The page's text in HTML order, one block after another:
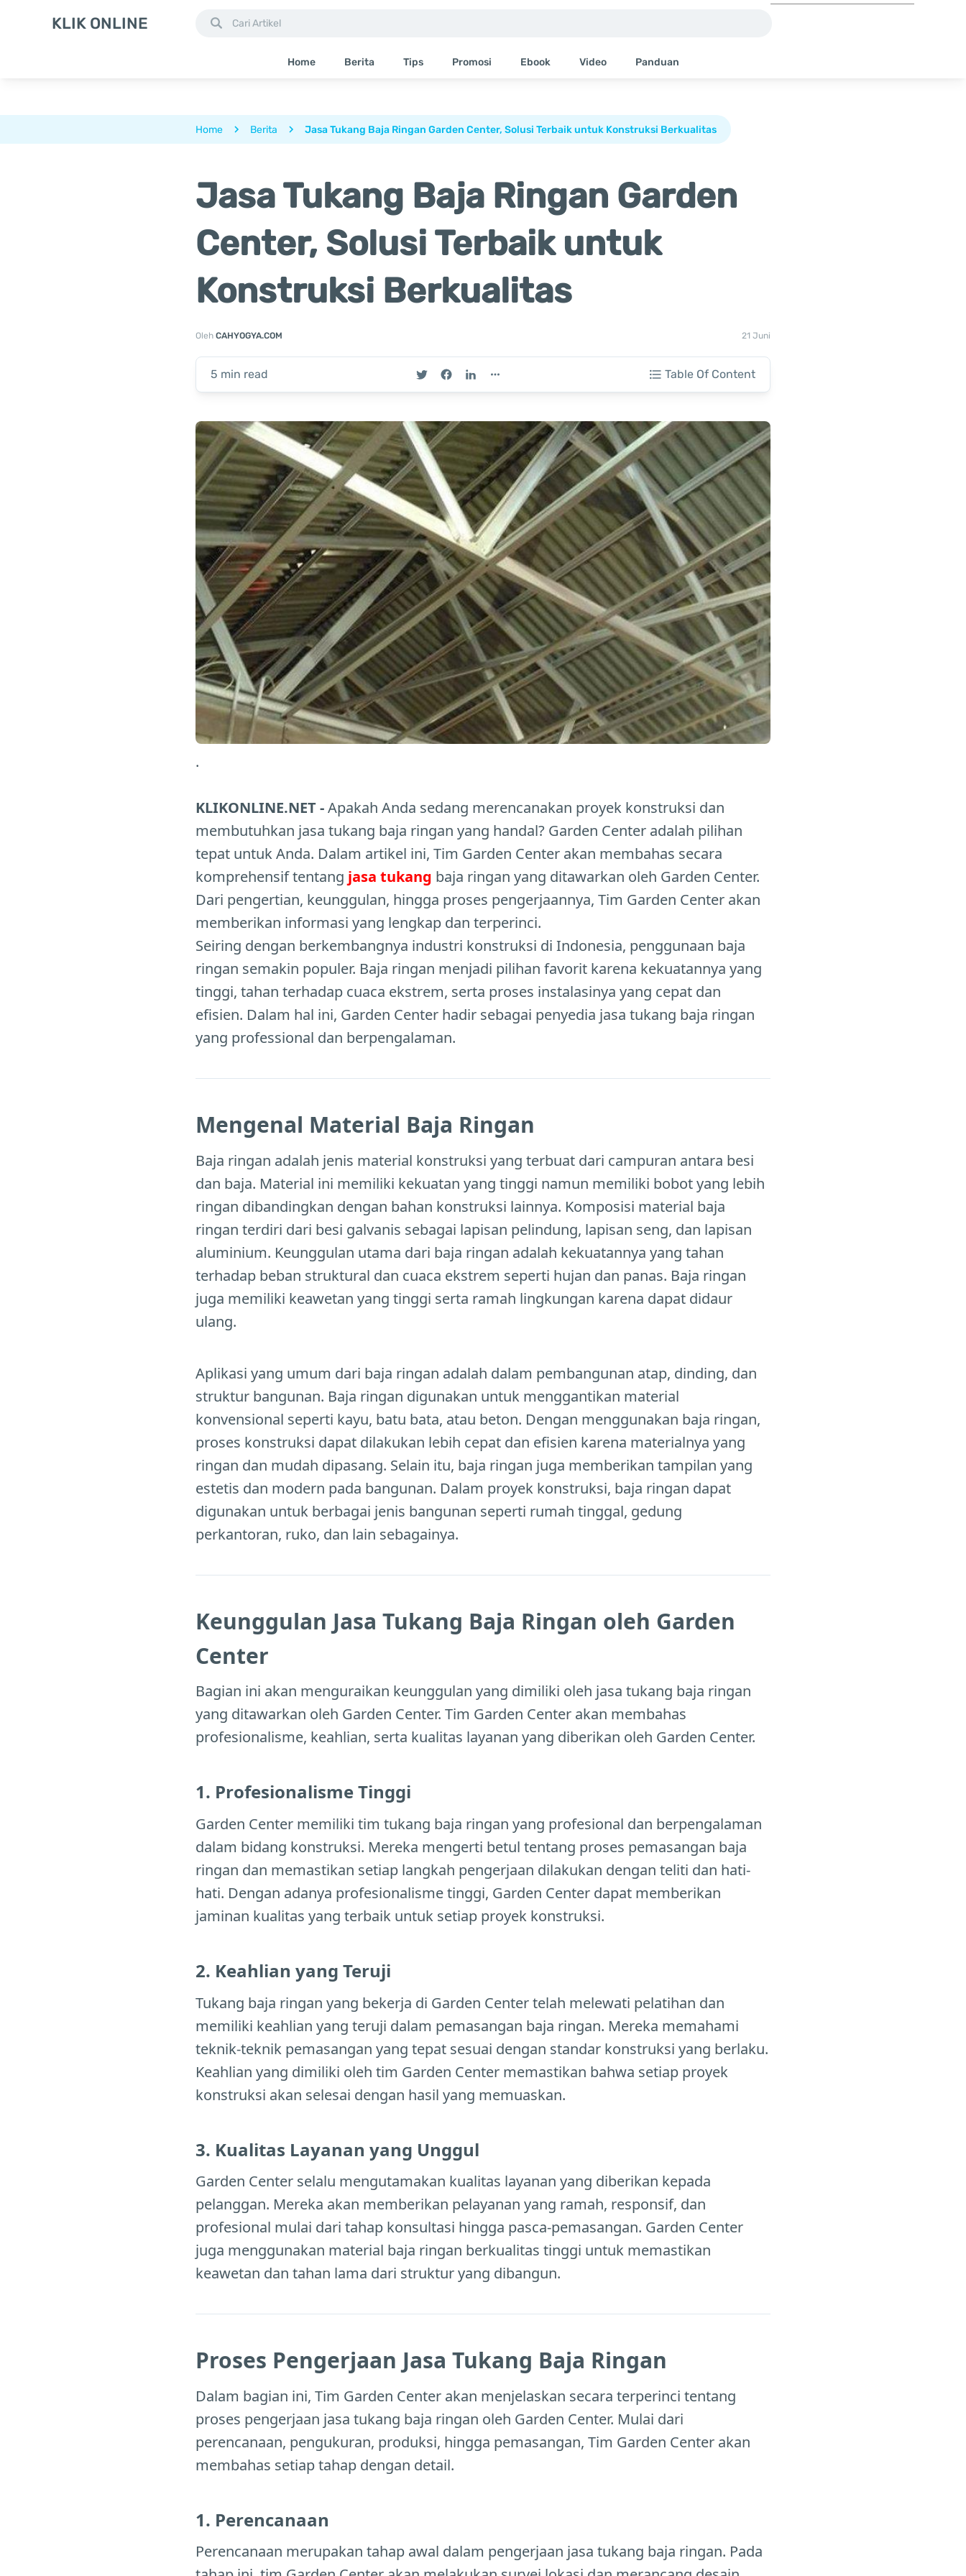
KLIK ONLINE
Home Berita Tips Promosi Ebook Video Panduan
Home Berita Jasa Tukang Baja Ringan Garden Center, Solusi Terbaik untuk Konstruksi Berkualitas
Jasa Tukang Baja Ringan Garden
Center, Solusi Terbaik untuk
Konstruksi Berkualitas
Oleh CAHYOGYA.COM 21 Juni
5 min read Table Of Content
.
KLIKONLINE.NET -Apakah Anda sedang merencanakan proyek konstruksi dan
membutuhkan jasa tukang baja ringan yang handal? Garden Center adalah pilihan
tepat untuk Anda. Dalam artikel ini, Tim Garden Center akan membahas secara
komprehensif tentang jasa tukang baja ringan yang ditawarkan oleh Garden Center.
Dari pengertian, keunggulan, hingga proses pengerjaannya, Tim Garden Center akan
memberikan informasi yang lengkap dan terperinci.
Seiring dengan berkembangnya industri konstruksi di Indonesia, penggunaan baja
ringan semakin populer. Baja ringan menjadi pilihan favorit karena kekuatannya yang
tinggi, tahan terhadap cuaca ekstrem, serta proses instalasinya yang cepat dan
efisien. Dalam hal ini, Garden Center hadir sebagai penyedia jasa tukang baja ringan
yang professional dan berpengalaman.
Mengenal Material Baja Ringan
Baja ringan adalah jenis material konstruksi yang terbuat dari campuran antara besi
dan baja. Material ini memiliki kekuatan yang tinggi namun memiliki bobot yang lebih
ringan dibandingkan dengan bahan konstruksi lainnya. Komposisi material baja
ringan terdiri dari besi galvanis sebagai lapisan pelindung, lapisan seng, dan lapisan
aluminium. Keunggulan utama dari baja ringan adalah kekuatannya yang tahan
terhadap beban struktural dan cuaca ekstrem seperti hujan dan panas. Baja ringan
juga memiliki keawetan yang tinggi serta ramah lingkungan karena dapat didaur
ulang.
Aplikasi yang umum dari baja ringan adalah dalam pembangunan atap, dinding, dan
struktur bangunan. Baja ringan digunakan untuk menggantikan material
konvensional seperti kayu, batu bata, atau beton. Dengan menggunakan baja ringan,
proses konstruksi dapat dilakukan lebih cepat dan efisien karena materialnya yang
ringan dan mudah dipasang. Selain itu, baja ringan juga memberikan tampilan yang
estetis dan modern pada bangunan. Dalam proyek konstruksi, baja ringan dapat
digunakan untuk berbagai jenis bangunan seperti rumah tinggal, gedung
perkantoran, ruko, dan lain sebagainya.
Keunggulan Jasa Tukang Baja Ringan oleh Garden
Center
Bagian ini akan menguraikan keunggulan yang dimiliki oleh jasa tukang baja ringan
yang ditawarkan oleh Garden Center. Tim Garden Center akan membahas
profesionalisme, keahlian, serta kualitas layanan yang diberikan oleh Garden Center.
1. Profesionalisme Tinggi
Garden Center memiliki tim tukang baja ringan yang profesional dan berpengalaman
dalam bidang konstruksi. Mereka mengerti betul tentang proses pemasangan baja
ringan dan memastikan setiap langkah pengerjaan dilakukan dengan teliti dan hati-
hati. Dengan adanya profesionalisme tinggi, Garden Center dapat memberikan
jaminan kualitas yang terbaik untuk setiap proyek konstruksi.
2. Keahlian yang Teruji
Tukang baja ringan yang bekerja di Garden Center telah melewati pelatihan dan
memiliki keahlian yang teruji dalam pemasangan baja ringan. Mereka memahami
teknik-teknik pemasangan yang tepat sesuai dengan standar konstruksi yang berlaku.
Keahlian yang dimiliki oleh tim Garden Center memastikan bahwa setiap proyek
konstruksi akan selesai dengan hasil yang memuaskan.
3. Kualitas Layanan yang Unggul
Garden Center selalu mengutamakan kualitas layanan yang diberikan kepada
pelanggan. Mereka akan memberikan pelayanan yang ramah, responsif, dan
profesional mulai dari tahap konsultasi hingga pasca-pemasangan. Garden Center
juga menggunakan material baja ringan berkualitas tinggi untuk memastikan
keawetan dan tahan lama dari struktur yang dibangun.
Proses Pengerjaan Jasa Tukang Baja Ringan
Dalam bagian ini, Tim Garden Center akan menjelaskan secara terperinci tentang
proses pengerjaan jasa tukang baja ringan oleh Garden Center. Mulai dari
perencanaan, pengukuran, produksi, hingga pemasangan, Tim Garden Center akan
membahas setiap tahap dengan detail.
1. Perencanaan
Perencanaan merupakan tahap awal dalam pengerjaan jasa tukang baja ringan. Pada